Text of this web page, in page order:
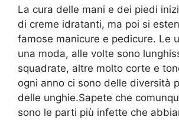
La cura delle mani e dei piedi
di creme idratanti, ma poi si
famose manicure e pedicure. Le
una moda, alle volte sono
squadrate, altre molto corte e
ogni anno ci sono delle diversità
delle unghie.Sapete che
sono le parti più infette che